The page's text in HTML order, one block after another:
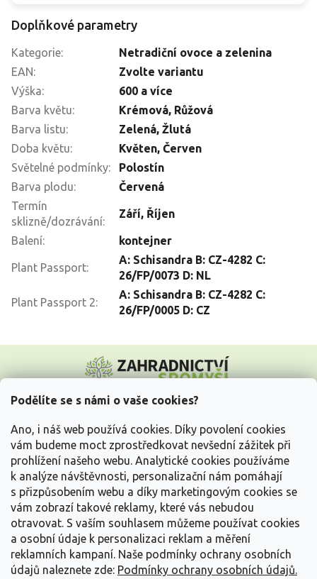
Podělíte se s námi o vaše cookies?
Ano, i náš web používá cookies. Díky povolení cookies
vám budeme moct zprostředkovat nevšední zážitek při
prohlížení našeho webu. Analytické cookies používáme
k analýze návštěvnosti, personalizační nám pomáhají
s přizpůsobením webu a díky marketingovým cookies se
vám zobrazí takové reklamy, které vás nebudou
otravovat. S vaším souhlasem můžeme používat cookies
a osobní údaje k personalizaci reklam a měření
reklamních kampaní. Naše podmínky ochrany osobních
údajů naleznete zde: Podmínky ochrany osobních údajů.
Doplňkové parametry
Kategorie:
Netradiční ovoce a zelenina
EAN:
Zvolte variantu
Výška:
600 a více
Barva květu: Krémová, Růžová
Barva listu: Zelená, Žlutá
Doba květu: Květen, Červen
Světelné podmínky:
Polostín
Barva plodu:
Červená
Termín
sklizně/dozrávání:
Září, Říjen
Balení: kontejner
Plant Passport:
A: Schisandra B: CZ-4282 C:
26/FP/0073 D: NL
Plant Passport 2:
A: Schisandra B: CZ-4282 C:
26/FP/0005 D: CZ
p
Vše o nákupu
Informace pro Vás
Kontakujte nás